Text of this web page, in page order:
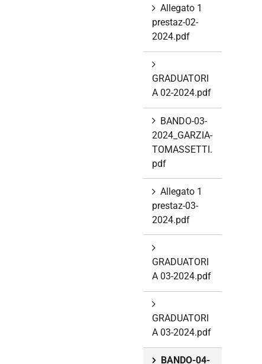
Allegato 1
prestaz-02-
2024.pdf
GRADUATORI
A 02-2024.pdf
BANDO-03-
2024_GARZIA-
TOMASSETTI.
pdf
Allegato 1
prestaz-03-
2024.pdf
GRADUATORI
A 03-2024.pdf
GRADUATORI
A 03-2024.pdf
BANDO-04-